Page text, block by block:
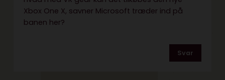
Xbox One X, savner Microsoft træder ind på
banen her?
Svar